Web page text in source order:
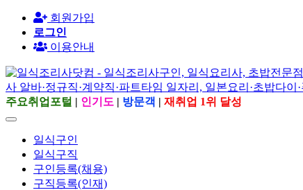
회원가입
로그인
이용안내
주요취업포털 | 인기도 | 방문객 | 재취업 1위 달성
일식구인
일식구직
구인등록(채용)
구직등록(인재)